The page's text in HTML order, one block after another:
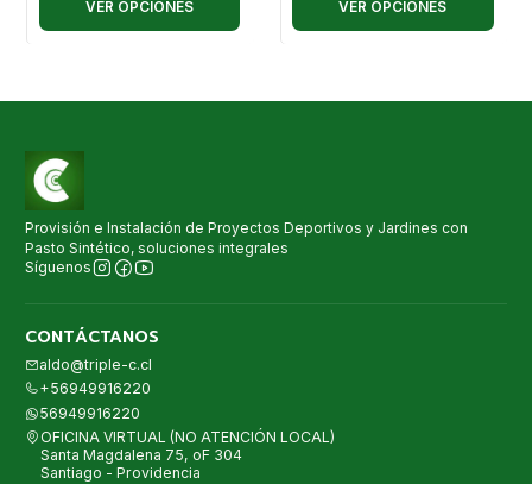
VER OPCIONES VER OPCIONES
Provisión e Instalación de Proyectos Deportivos y Jardines con
Pasto Sintético, soluciones integrales
Síguenos
CONTÁCTANOS
aldo@triple-c.cl
+56949916220
56949916220
OFICINA VIRTUAL (NO ATENCIÓN LOCAL)
Santa Magdalena 75, oF 304
Santiago - Providencia